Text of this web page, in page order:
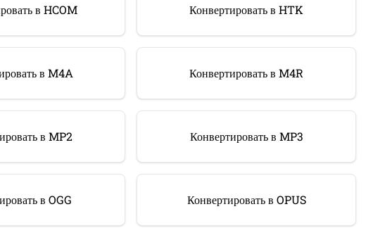
в HCOM Конвертировать в HTK
в M4A Конвертировать в M4R
в MP2 Конвертировать в MP3
в OGG Конвертировать в OPUS